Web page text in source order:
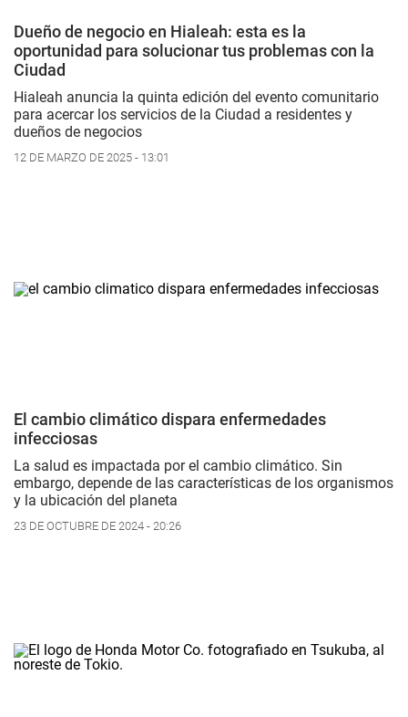
Dueño de negocio en Hialeah: esta es la
oportunidad para solucionar tus problemas con la
Ciudad
Hialeah anuncia la quinta edición del evento comunitario
para acercar los servicios de la Ciudad a residentes y
dueños de negocios
12 DE MARZO DE 2025 - 13:01
El cambio climático dispara enfermedades
infecciosas
La salud es impactada por el cambio climático. Sin
embargo, depende de las características de los organismos
y la ubicación del planeta
23 DE OCTUBRE DE 2024 - 20:26